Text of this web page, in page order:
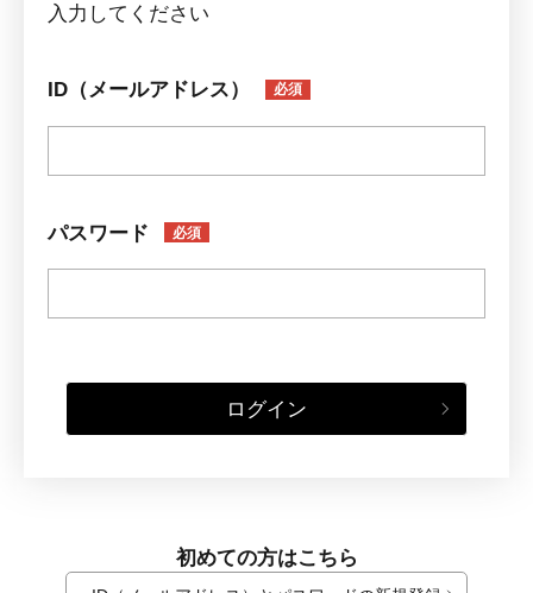
入力してください
ID（メールアドレス） 必須
パスワード 必須
ログイン
初めての方はこちら